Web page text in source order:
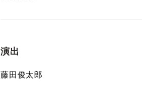
演出
藤田俊太郎